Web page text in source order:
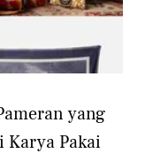
yang
Karya Pakai